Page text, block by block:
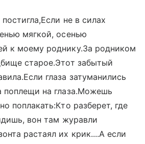
не в силах
мягкой, осенью
к моему роднику.За родником
старое.Этот забытый
глаза затуманились
поплещи на глаза.Можешь
поплакать:Кто разберет, где
вон там журавли
растаял их крик....А если